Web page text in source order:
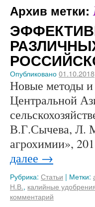
Архив метки:
Опубликовано01.10.2018
Новые методы и
Центральной
В.Г.Сычева, Л.
агрохимии»,
далее →
Рубрика: Статьи | Метки:
Н.В., калийные
комментарий